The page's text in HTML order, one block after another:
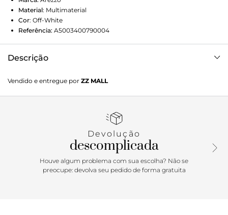
Material: Multimaterial
Cor: Off-White
Referência: A5003400790004
Descrição
retangular, laterais arredondadas e acabamento
texturizado. Traz alça lateral fina, duas alças de mão, fecho
Vendido e entregue por ZZ MALL
Devolução
descomplicada
Houve algum problema com sua escolha? Não se
preocupe: devolva seu pedido de forma gratuita